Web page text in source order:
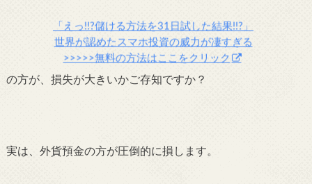
「えっ!!?儲ける方法を31日試した結果!!?」
世界が認めたスマホ投資の威力が凄すぎる
>>>>>無料の方法はここをクリック
の方が、損失が大きいかご存知ですか？
実は、外貨預金の方が圧倒的に損します。